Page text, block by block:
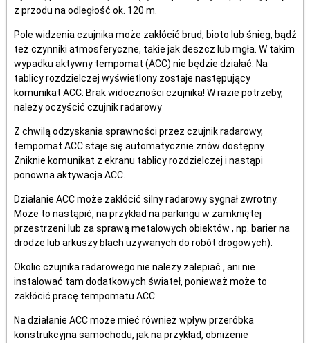
z przodu na odległość ok. 120 m.
Pole widzenia czujnika może zakłócić brud, bioto lub śnieg, bądź
też czynniki atmosferyczne, takie jak deszcz lub mgła. W takim
wypadku aktywny tempomat (ACC) nie będzie działać. Na
tablicy rozdzielczej wyświetlony zostaje następujący
komunikat ACC: Brak widoczności czujnika! W razie potrzeby,
należy oczyścić czujnik radarowy
Z chwilą odzyskania sprawności przez czujnik radarowy,
tempomat ACC staje się automatycznie znów dostępny.
Zniknie komunikat z ekranu tablicy rozdzielczej i nastąpi
ponowna aktywacja ACC.
Działanie ACC może zakłócić silny radarowy sygnał zwrotny.
Może to nastąpić, na przykład na parkingu w zamkniętej
przestrzeni lub za sprawą metalowych obiektów , np. barier na
drodze lub arkuszy blach używanych do robót drogowych).
Okolic czujnika radarowego nie należy zalepiać , ani nie
instalować tam dodatkowych świateł, ponieważ może to
zakłócić pracę tempomatu ACC.
Na działanie ACC może mieć również wpływ przeróbka
konstrukcyjna samochodu, jak na przykład, obniżenie